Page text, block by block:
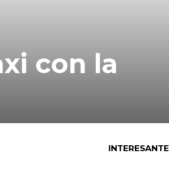
con la
INTERESANTE